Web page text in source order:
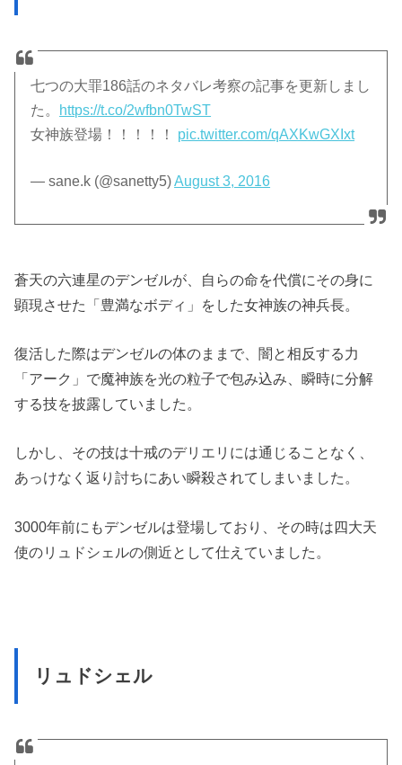
七つの大罪186話のネタバレ考察の記事を更新しまし
た。
https://t.co/2wfbn0TwST
女神族登場！！！！！ pic.twitter.com/qAXKwGXIxt
— sane.k (@sanetty5)August 3, 2016
蒼天の六連星のデンゼルが、自らの命を代償にその身に
顕現させた「豊満なボディ」をした女神族の神兵長。
復活した際はデンゼルの体のままで、闇と相反する力
「アーク」で魔神族を光の粒子で包み込み、瞬時に分解
する技を披露していました。
しかし、その技は十戒のデリエリには通じることなく、
あっけなく返り討ちにあい瞬殺されてしまいました。
3000年前にもデンゼルは登場しており、その時は四大天
使のリュドシェルの側近として仕えていました。
リュドシェル